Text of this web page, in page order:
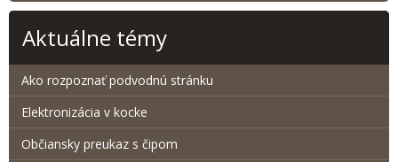
Aktuálne témy
Ako rozpoznať podvodnú stránku
Elektronizácia v kocke
Občiansky preukaz s čipom